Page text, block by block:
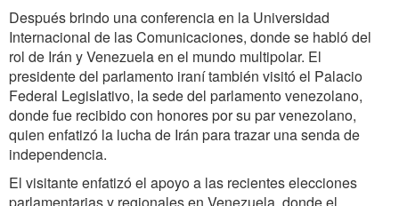
Después brindo una conferencia en la Universidad
Internacional de las Comunicaciones, donde se habló del
rol de Irán y Venezuela en el mundo multipolar. El
presidente del parlamento iraní también visitó el Palacio
Federal Legislativo, la sede del parlamento venezolano,
donde fue recibido con honores por su par venezolano,
quien enfatizó la lucha de Irán para trazar una senda de
independencia.
El visitante enfatizó el apoyo a las recientes elecciones
parlamentarias y regionales en Venezuela, donde el